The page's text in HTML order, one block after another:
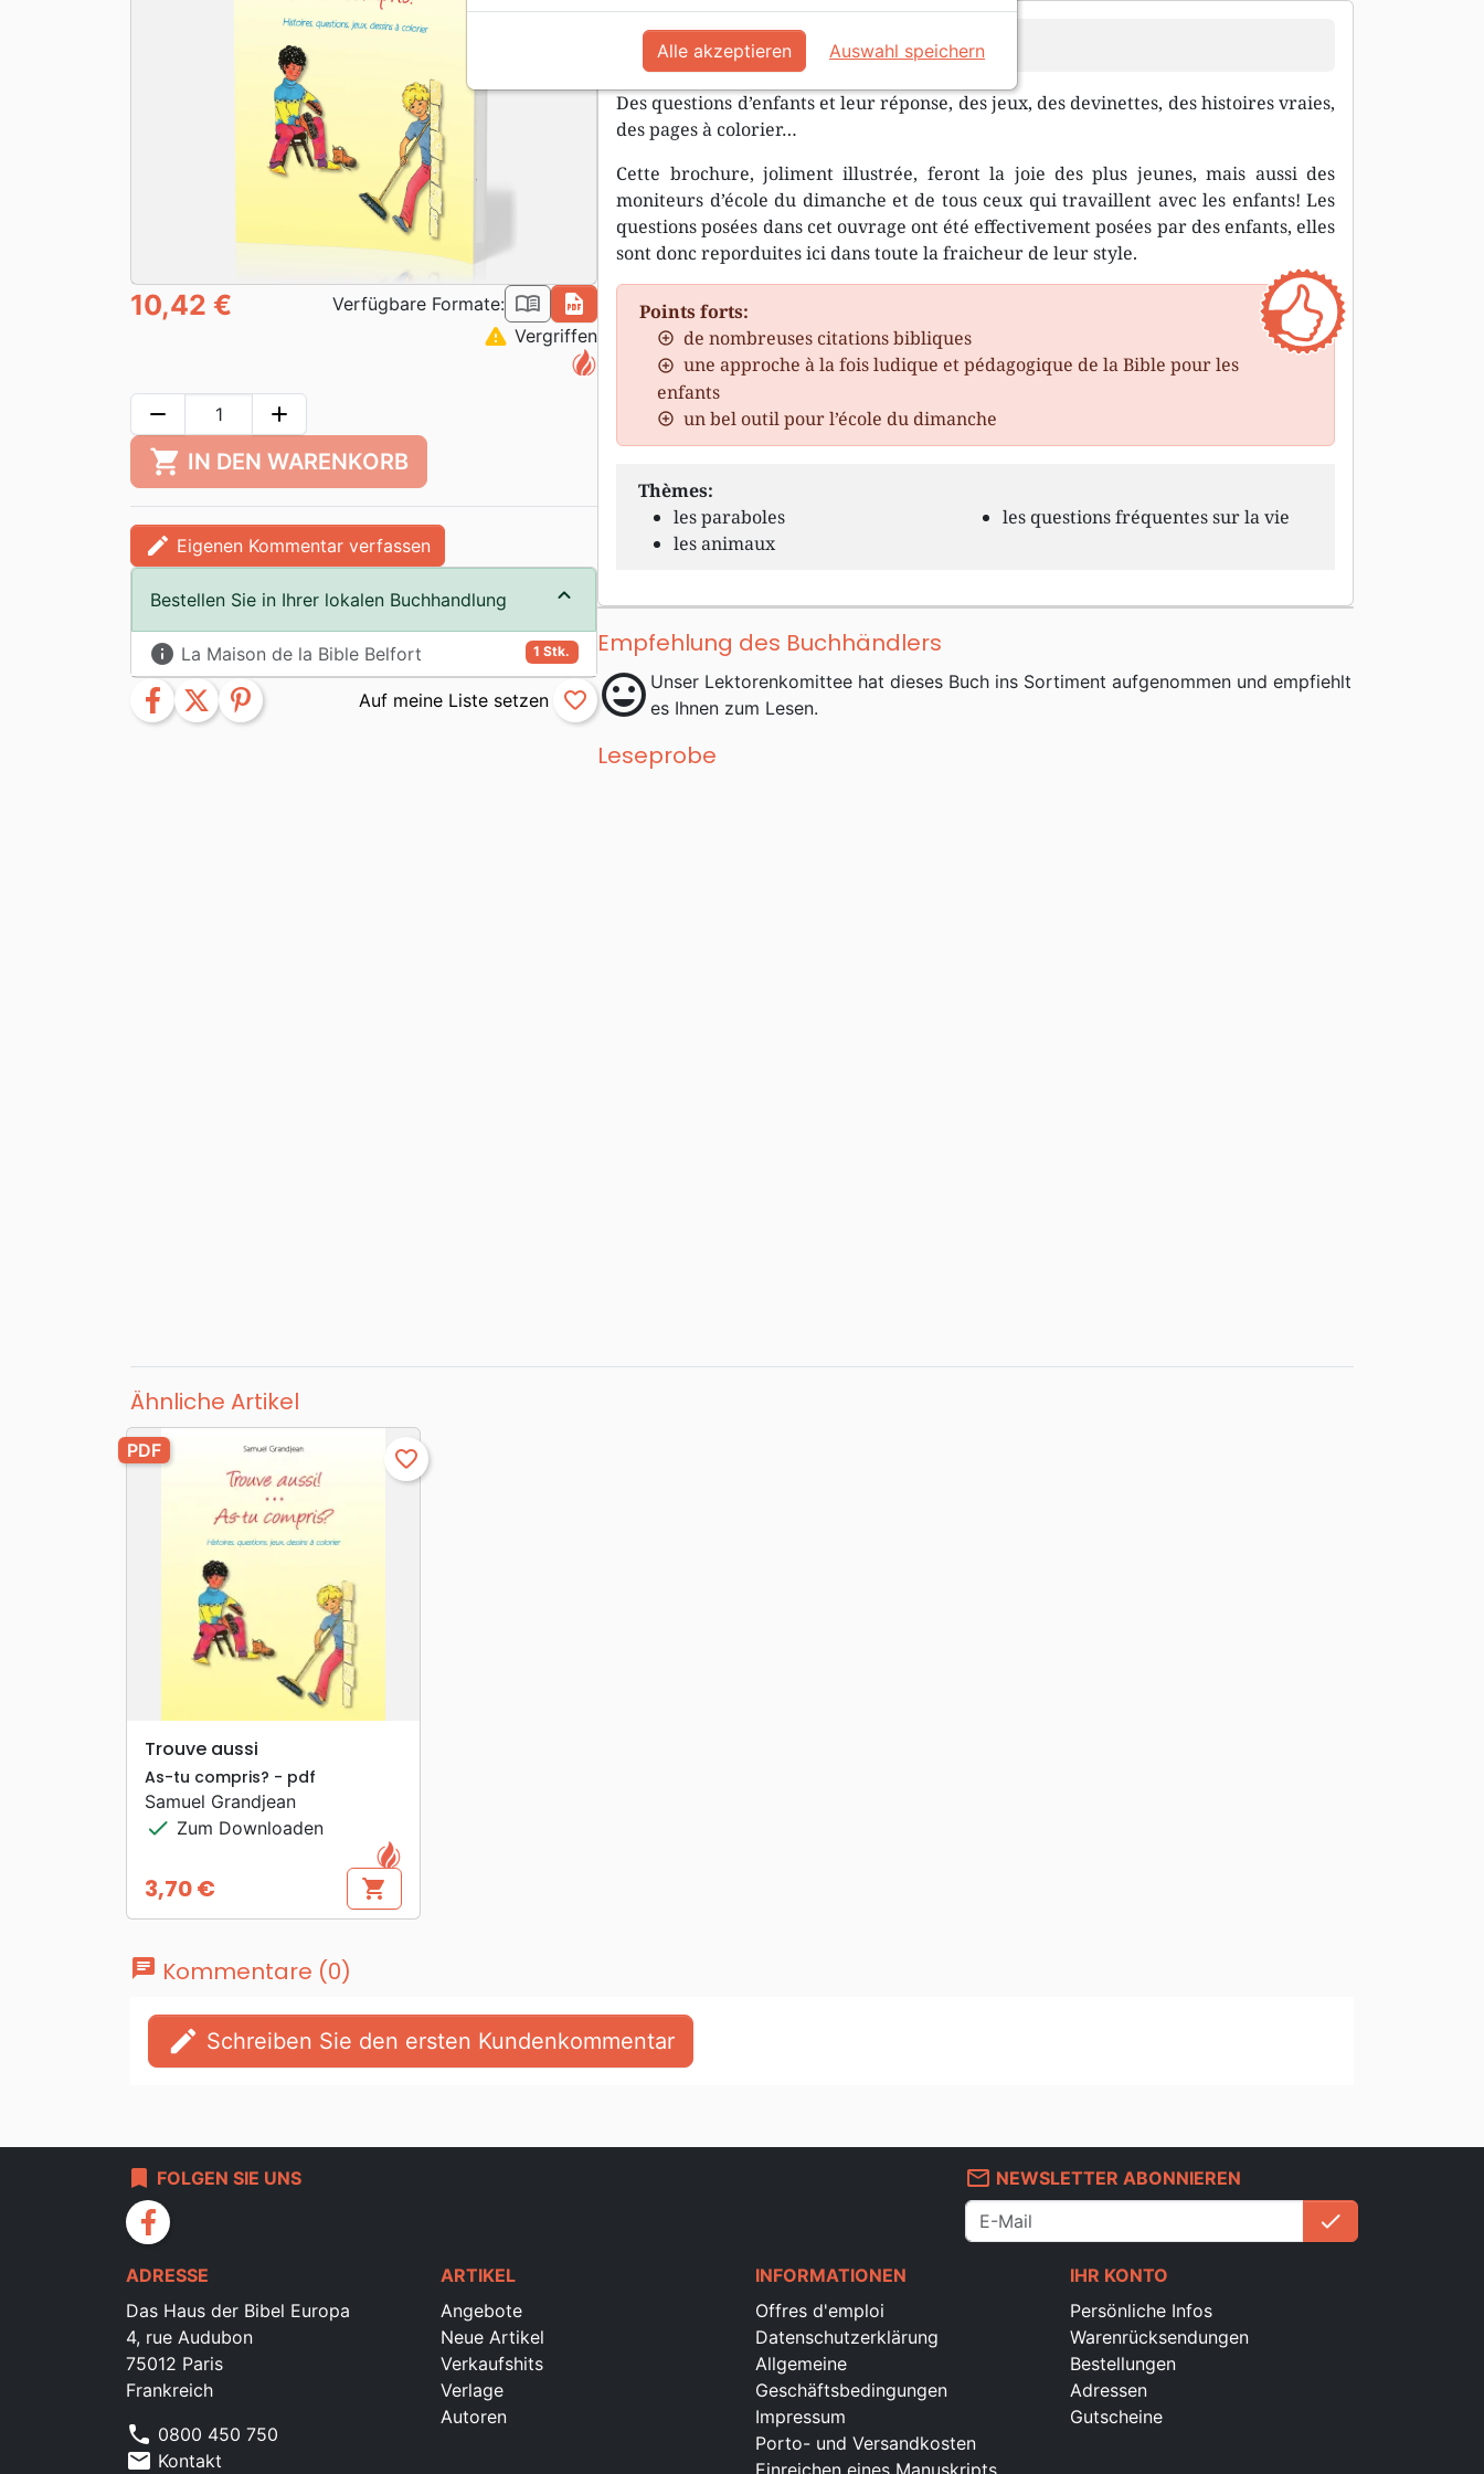
Le sais-tu? A toi de jouer!
Des questions d’enfants et leur réponse, des jeux, des devinettes, des histoires vraies,
des pages à colorier…
Cette brochure, joliment illustrée, feront la joie des plus jeunes, mais aussi des
moniteurs d’école du dimanche et de tous ceux qui travaillent avec les enfants! Les
questions posées dans cet ouvrage ont été effectivement posées par des enfants, elles
sont donc reporduites ici dans toute la fraicheur de leur style.
Points forts:
de nombreuses citations bibliques
une approche à la fois ludique et pédagogique de la Bible pour les
enfants
un bel outil pour l’école du dimanche
Thèmes:
les paraboles
les animaux
les questions fréquentes sur la vie
Empfehlung des Buchhändlers
moodUnser Lektorenkomittee hat dieses Buch ins Sortiment aufgenommen und empfiehlt
es Ihnen zum Lesen.
Leseprobe
10,42 € Verfügbare Formate: book_open
pdf
warning Vergriffen
remove add
shopping_cart IN DEN WARENKORB
edit Eigenen Kommentar verfassen
Bestellen Sie in Ihrer lokalen Buchhandlung
1 Stk.
info La Maison de la Bible Belfort
facebook twitter pinterest favorite_border
Ähnliche Artikel
VORSCHAU
PDF favorite_border
Trouve aussi
As-tu compris? - pdf
Samuel Grandjean
check Zum Downloaden
Preis
3,70 € shopping_cart
chat Kommentare (0)
edit Schreiben Sie den ersten Kundenkommentar
bookmark FOLGEN SIE UNS
facebook
mail_outline NEWSLETTER ABONNIEREN
check
ADRESSE
Das Haus der Bibel Europa
4, rue Audubon
75012 Paris
Frankreich
phone 0800 450 750
mail Kontakt
ARTIKEL
Angebote
Neue Artikel
Verkaufshits
Verlage
Autoren
INFORMATIONEN
Offres d'emploi
Datenschutzerklärung
Allgemeine
Geschäftsbedingungen
Impressum
Porto- und Versandkosten
Einreichen eines Manuskripts
IHR KONTO
Persönliche Infos
Warenrücksendungen
Bestellungen
Adressen
Gutscheine
Alle akzeptieren Auswahl speichern